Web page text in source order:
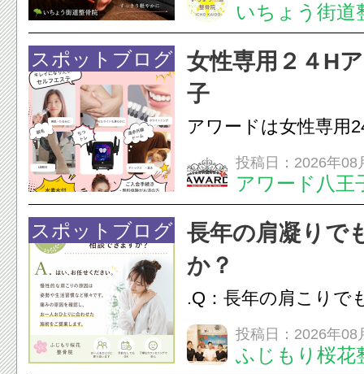
は、顎の痛みや疲れ
フェイスラインの張
のこわばり・頭痛や
ながることがありま
いちょう街道
スポットブログ
女性専用２４H
子
アワードは女性専用
フエステを 思いっ
開催中
投稿日：2026年08
アワード八王
24時間ジム&
脱毛
スポットブログ
長年の肩凝りで
か？
.Q：長年の肩こりで
か？A：はい、お任
性的な肩こりの原因
投稿日：2026年08
ふじもり桜花